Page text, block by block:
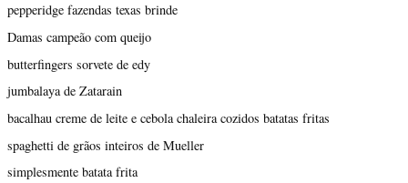
pepperidge fazendas texas brinde
Damas campeão com queijo
butterfingers sorvete de edy
jumbalaya de Zatarain
bacalhau creme de leite e cebola chaleira cozidos batatas fritas
spaghetti de grãos inteiros de Mueller
simplesmente batata frita